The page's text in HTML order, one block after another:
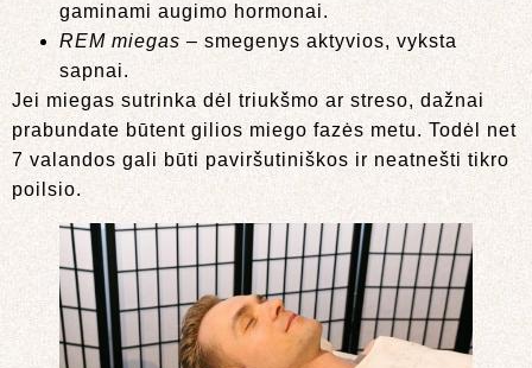
gaminami augimo hormonai.
REM miegas – smegenys aktyvios, vyksta
sapnai.
Jei miegas sutrinka dėl triukšmo ar streso, dažnai
prabundate būtent gilios miego fazės metu. Todėl net
7 valandos gali būti paviršutiniškos ir neatnešti tikro
poilsio.